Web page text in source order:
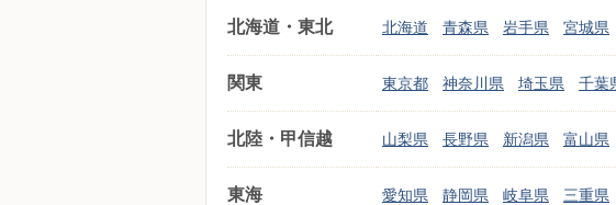
北海道・東北 北海道 青森県 岩手県 宮城県
関東 東京都 神奈川県 埼玉県 千葉
北陸・甲信越 山梨県 長野県 新潟県 富山県
東海 愛知県 静岡県 岐阜県 三重県